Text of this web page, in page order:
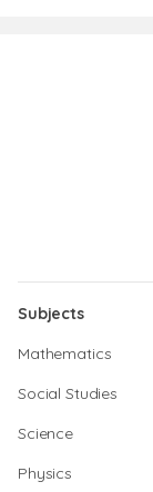
Subjects
Mathematics
Social Studies
Science
Physics